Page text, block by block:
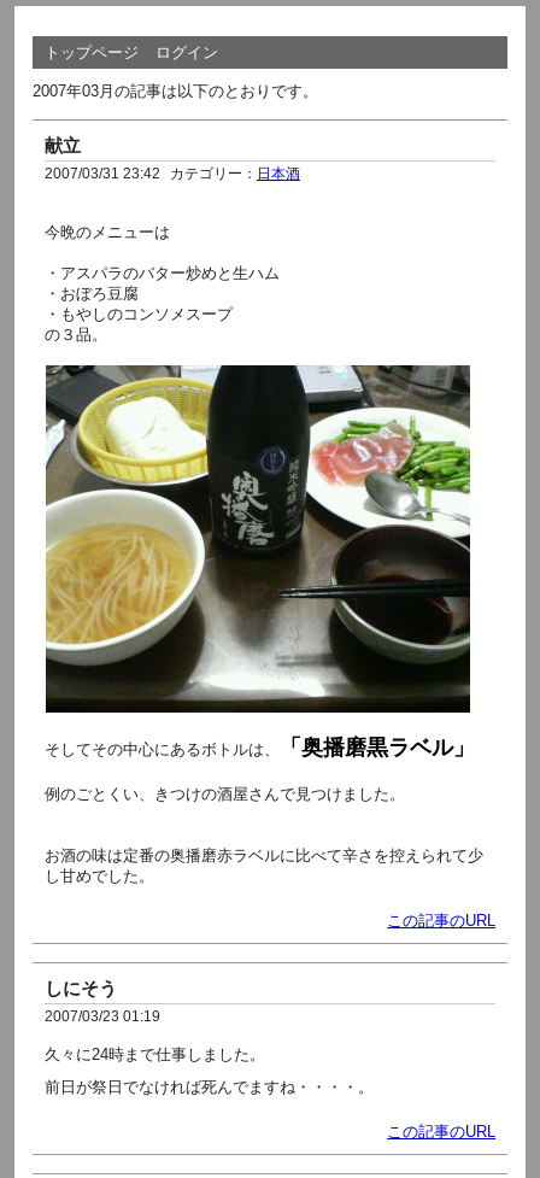
トップページ ログイン
2007年03月の記事は以下のとおりです。
献立
2007/03/31 23:42 カテゴリー： 日本酒
今晩のメニューは
・アスパラのバター炒めと生ハム
・おぼろ豆腐
・もやしのコンソメスープ
の３品。
そしてその中心にあるボトルは、 「奥播磨黒ラベル」
例のごとくい、きつけの酒屋さんで見つけました。
お酒の味は定番の奥播磨赤ラベルに比べて辛さを控えられて少
し甘めでした。
この記事のURL
しにそう
2007/03/23 01:19
久々に24時まで仕事しました。
前日が祭日でなければ死んでますね・・・・。
この記事のURL